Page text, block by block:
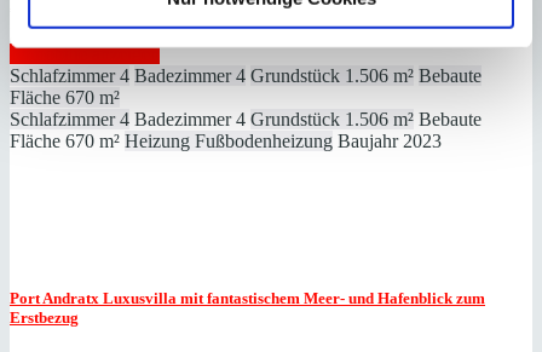
Ref:20809
Immobilie anzeigen
Schlafzimmer 4 Badezimmer 4 Grundstück 1.506 m² Bebaute
Fläche 670 m²
Schlafzimmer 4 Badezimmer 4 Grundstück 1.506 m² Bebaute
Fläche 670 m² Heizung Fußbodenheizung Baujahr 2023
Port Andratx Luxusvilla mit fantastischem Meer- und Hafenblick zum
Erstbezug